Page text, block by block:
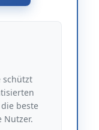
schützt
beste
Nutzer.